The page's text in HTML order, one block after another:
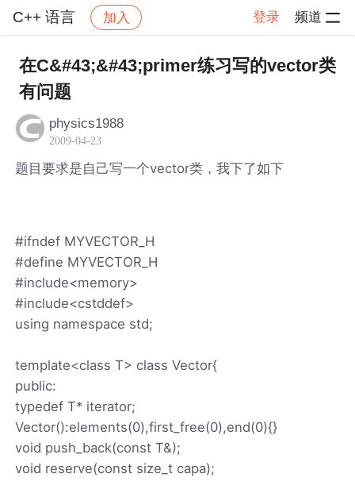
C++ 语言 加入 登录 频道
社区 C++ 语言 帖子详情
在C&#43;&#43;primer练习写的vector类
有问题
physics1988
2009-04-23
题目要求是自己写一个vector类，我下了如下
#ifndef MYVECTOR_H
#define MYVECTOR_H
#include<memory>
#include<cstddef>
using namespace std;
template<class T> class Vector{
public:
typedef T* iterator;
Vector():elements(0),first_free(0),end(0){}
void push_back(const T&);
void reserve(const size_t capa);